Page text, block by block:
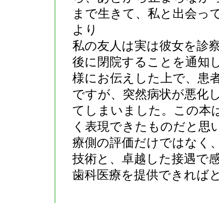
まで生きて、私と出会っ
より
私の友人は実は彼女を診
後に閉院することを通知
様にお伝えした上で、患
ですが、突然病状が悪化
てしまいました。この本
く表現できたものだと思
療側の評価だけではなく
技術と、卓越した接遇で
歯科医療を提供できれば